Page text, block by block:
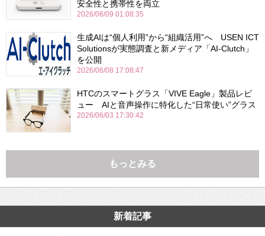
安全性と携帯性を両立
2026/06/09 01:08:35
生成AIは“個人利用”から“組織活用”へ USEN ICT
Solutionsが実態調査と新メディア「AI-Clutch」
を公開
2026/06/08 17:08:47
HTCのスマートグラス「VIVE Eagle」製品レビ
ュー AIと音声操作に特化した“日常使い”グラス
2026/06/03 17:30:42
もっとみる
新着記事